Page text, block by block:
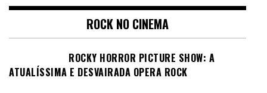
ROCK NO CINEMA
ROCKY HORROR PICTURE SHOW: A
ATUALÍSSIMA E DESVAIRADA OPERA ROCK